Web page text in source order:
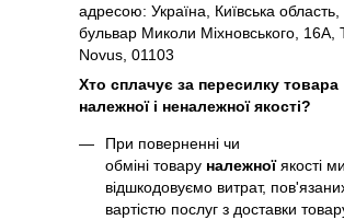
адресою: Україна, Київська область,
бульвар Миколи Міхновського, 16А,
Novus, 01103
Хто сплачує за пересилку товара
належної і неналежної якості?
При поверненні чи
обміні товару належноїякості
відшкодовуємо витрат,
вартістю послуг з доставки